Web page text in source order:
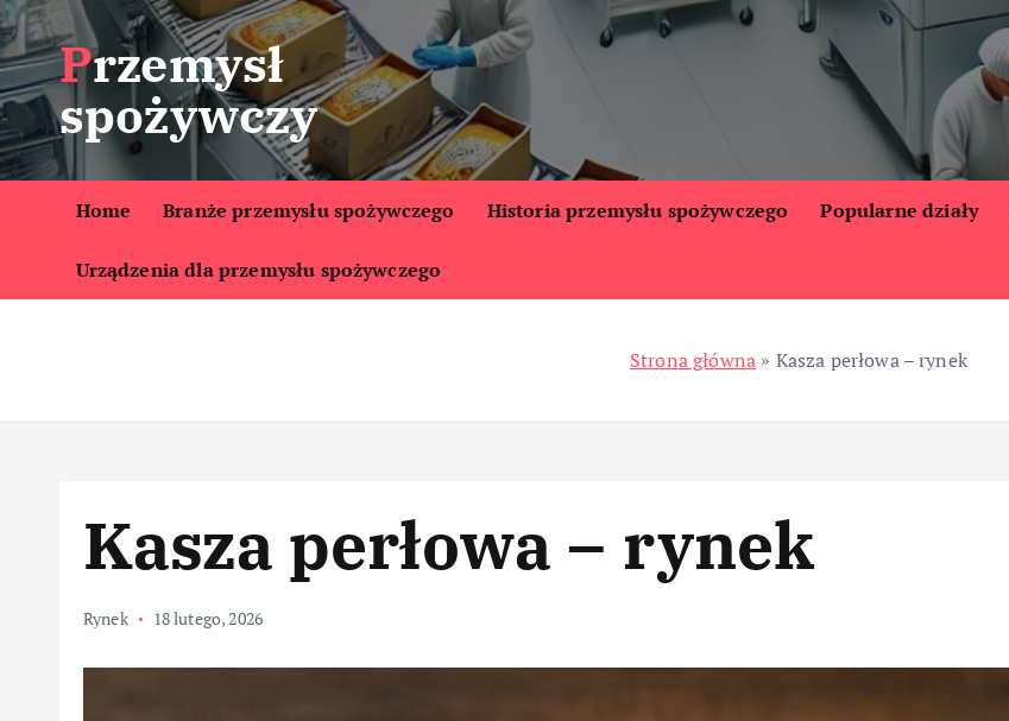
S
k
i
p
t
o
t
Przemysł
spożywczy
Home Branże przemysłu spożywczego Historia przemysłu spożywczego Popularne działy
Urządzenia dla przemysłu spożywczego
Strona główna » Kasza perłowa – rynek
Kasza perłowa – rynek
Rynek 18 lutego, 2026